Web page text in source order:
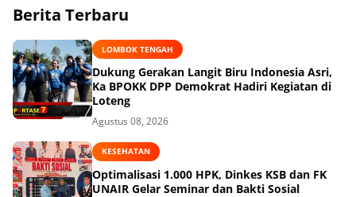
Berita Terbaru
LOMBOK TENGAH
Dukung Gerakan Langit Biru Indonesia Asri,
Ka BPOKK DPP Demokrat Hadiri Kegiatan di
Loteng
Agustus 08, 2026
KESEHATAN
Optimalisasi 1.000 HPK, Dinkes KSB dan FK
UNAIR Gelar Seminar dan Bakti Sosial